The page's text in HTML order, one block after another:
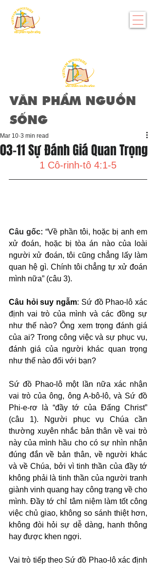
VĂN PHẨM NGUỒN
SỐNG
03-11 Sự Đánh Giá Quan Trọng
Mar 10 3 min read
1 Cô-rinh-tô 4:1-5
Câu gốc: “Về phần tôi, hoặc bị anh em
xử đoán, hoặc bị tòa án nào của loài
người xử đoán, tôi cũng chẳng lấy làm
quan hệ gì. Chính tôi chẳng tự xử đoán
mình nữa” (câu 3).
Câu hỏi suy ngẫm: Sứ đồ Phao-lô xác
định vai trò của mình và các đồng sự
như thế nào? Ông xem trọng đánh giá
của ai? Trong công việc và sự phục vụ,
đánh giá của người khác quan trọng
như thế nào đối với bạn?
Sứ đồ Phao-lô một lần nữa xác nhận
vai trò của ông, ông A-bô-lô, và Sứ đồ
Phi-e-rơ là “đầy tớ của Đấng Christ”
(câu 1). Người phục vụ Chúa cần
thường xuyên nhắc bản thân về vai trò
này của mình hầu cho có sự nhìn nhận
đúng đắn về bản thân, về người khác
và về Chúa, bởi vì tinh thần của đầy tớ
không phải là tinh thần của người tranh
giành vinh quang hay công trạng về cho
mình. Đầy tớ chỉ tâm niệm làm tốt công
việc chủ giao, không so sánh thiệt hơn,
không đòi hỏi sự dễ dàng, hanh thông
hay được khen ngợi.
Vai trò tiếp theo Sứ đồ Phao-lô xác định